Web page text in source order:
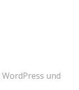
und